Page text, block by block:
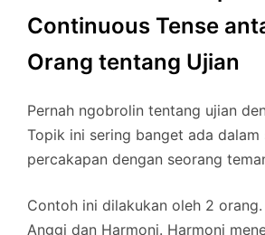
Continuous Tense
Orang tentang Ujian
Pernah ngobrolin tentang ujian
Topik ini sering banget ada dalam
percakapan dengan seorang
Contoh ini dilakukan oleh 2
Anggi dan Harmoni. Harmoni